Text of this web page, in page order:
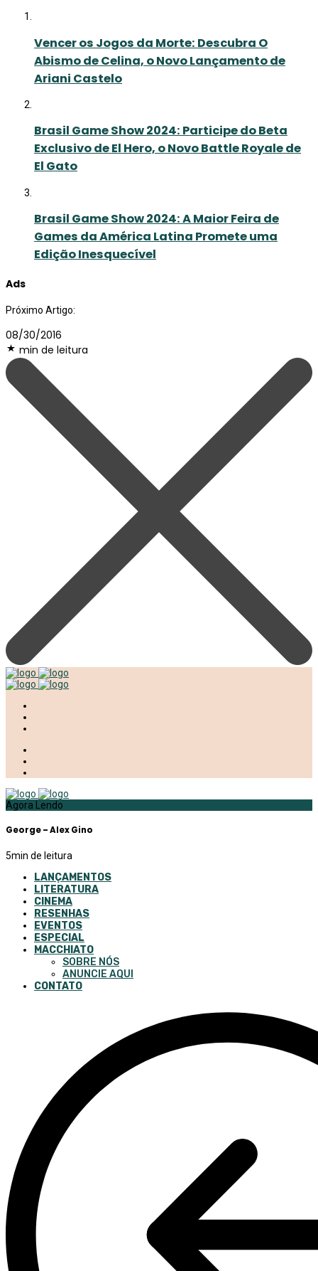
Vencer os Jogos da Morte: Descubra O
Abismo de Celina, o Novo Lançamento de
Ariani Castelo
Brasil Game Show 2024: Participe do Beta
Exclusivo de El Hero, o Novo Battle Royale de
El Gato
Brasil Game Show 2024: A Maior Feira de
Games da América Latina Promete uma
Edição Inesquecível
Ads
Próximo Artigo:
08/30/2016
min de leitura
Agora Lendo
George – Alex Gino
5min de leitura
LANÇAMENTOS
LITERATURA
CINEMA
RESENHAS
EVENTOS
ESPECIAL
MACCHIATO
SOBRE NÓS
ANUNCIE AQUI
CONTATO